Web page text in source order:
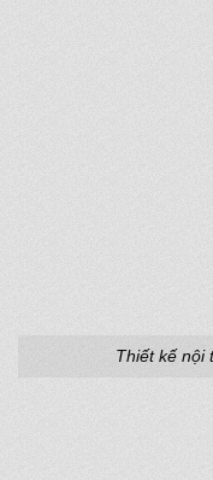
Thiết kế nội